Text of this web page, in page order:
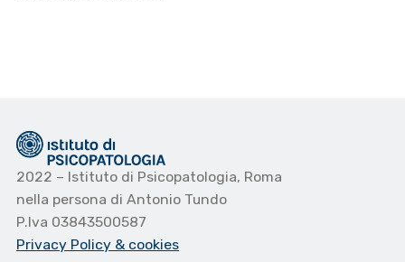
2022 – Istituto di Psicopatologia, Roma
nella persona di Antonio Tundo
P.Iva 03843500587
Privacy Policy & cookies